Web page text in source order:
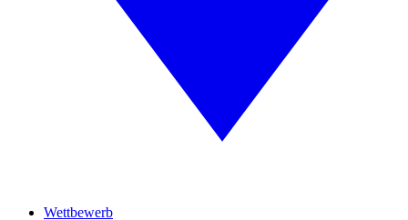
Wettbewerb